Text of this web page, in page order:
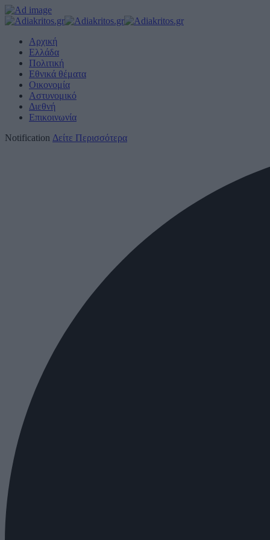
Αρχική
Ελλάδα
Πολιτική
Εθνικά θέματα
Οικονομία
Αστυνομικό
Διεθνή
Επικοινωνία
Notification Δείτε Περισσότερα